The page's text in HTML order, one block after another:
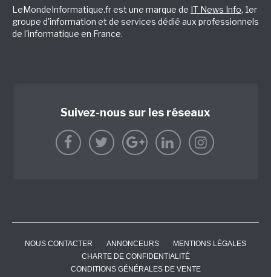
LeMondeInformatique.fr est une marque de IT News Info, 1er
groupe d'information et de services dédié aux professionnels
de l'informatique en France.
Suivez-nous sur les réseaux
NOUS CONTACTER ANNONCEURS
MENTIONS LÉGALES
CHARTE DE CONFIDENTIALITÉ
CONDITIONS GÉNÉRALES DE VENTE